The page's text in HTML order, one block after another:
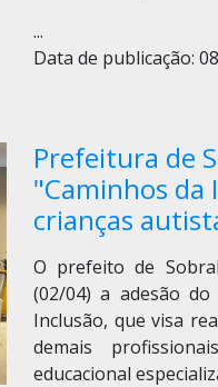
...
Data de publicação:
Prefeitura de
"Caminhos da
crianças
O prefeito de
(02/04) a adesão
Inclusão, que visa
demais
educacional